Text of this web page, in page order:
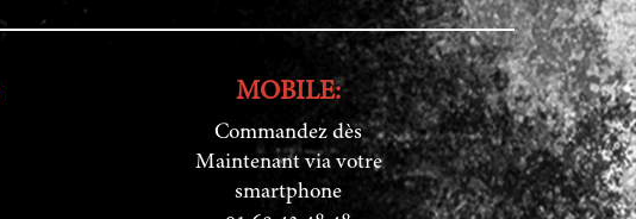
MOBILE:
Commandez dès
Maintenant via votre
smartphone